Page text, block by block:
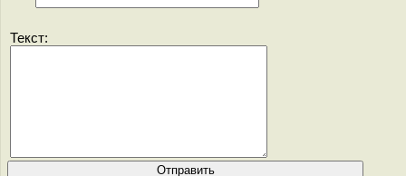
Текст: